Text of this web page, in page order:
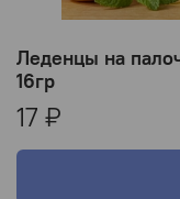
Леденцы на
16гр
17 ₽